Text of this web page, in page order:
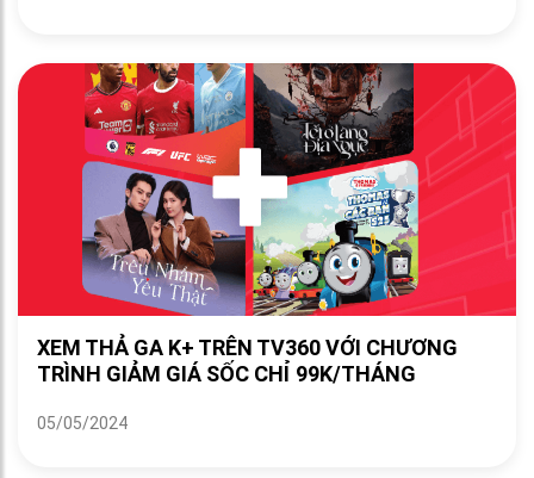
XEM THẢ GA K+ TRÊN TV360 VỚI CHƯƠNG
TRÌNH GIẢM GIÁ SỐC CHỈ 99K/THÁNG
05/05/2024